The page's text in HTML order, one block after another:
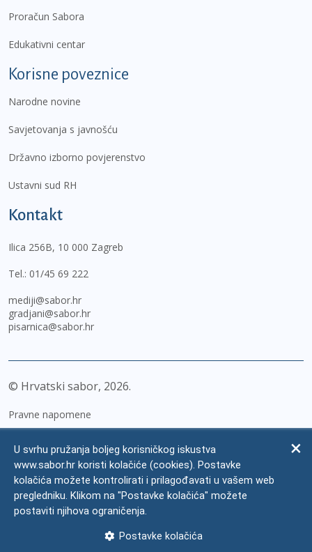
Proračun Sabora
Edukativni centar
Korisne poveznice
Narodne novine
Savjetovanja s javnošću
Državno izborno povjerenstvo
Ustavni sud RH
Kontakt
Ilica 256B, 10 000 Zagreb
Tel.: 01/45 69 222
mediji@sabor.hr
gradjani@sabor.hr
pisarnica@sabor.hr
© Hrvatski sabor, 2026
Pravne napomene
Zaštita osobnih podataka
Impressum
Česta pitanja
U svrhu pružanja boljeg korisničkog iskustva
www.sabor.hr koristi kolačiće (cookies). Postavke
kolačića možete kontrolirati i prilagođavati u vašem web
pregledniku. Klikom na "Postavke kolačića" možete
postaviti njihova ograničenja.
Postavke kolačića